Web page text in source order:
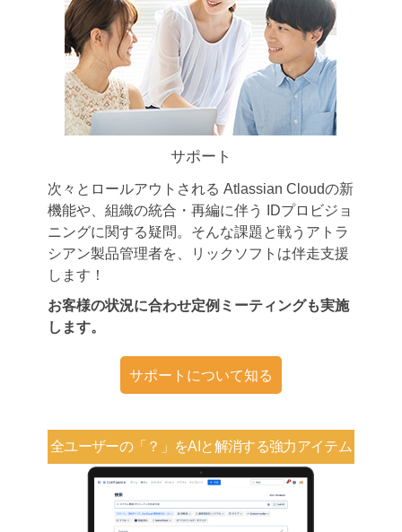
サポート
次々とロールアウトされる Atlassian Cloudの新
機能や、組織の統合・再編に伴う IDプロビジョ
ニングに関する疑問。そんな課題と戦うアトラ
シアン製品管理者を、リックソフトは伴走支援
します！
お客様の状況に合わせ定例ミーティングも実施
します。
サポートについて知る
全ユーザーの「？」をAIと解消する強力アイテム